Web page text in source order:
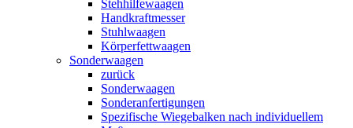
Stehhilfewaagen
Handkraftmesser
Stuhlwaagen
Körperfettwaagen
Sonderwaagen
zurück
Sonderwaagen
Sonderanfertigungen
Spezifische Wiegebalken nach individuellem